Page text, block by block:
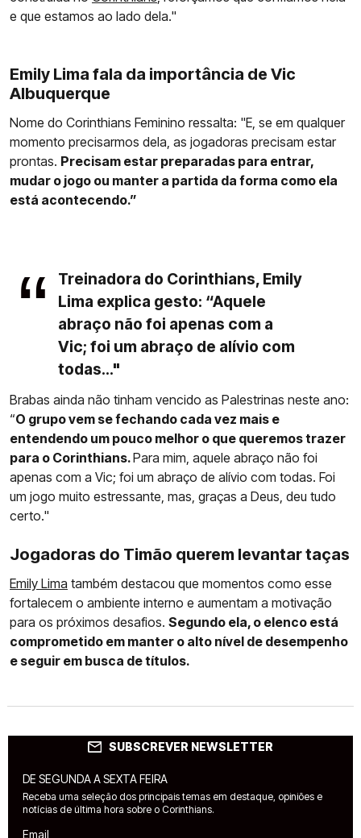
e que estamos ao lado dela."
Emily Lima fala da importância de Vic
Albuquerque
Nome do Corinthians Feminino ressalta: "E, se em qualquer
momento precisarmos dela, as jogadoras precisam estar
prontas. Precisam estar preparadas para entrar,
mudar o jogo ou manter a partida da forma como ela
está acontecendo.”
Treinadora do Corinthians, Emily
Lima explica gesto: “Aquele
abraço não foi apenas com a
Vic; foi um abraço de alívio com
todas..."
Brabas ainda não tinham vencido as Palestrinas neste ano:
“O grupo vem se fechando cada vez mais e
entendendo um pouco melhor o que queremos trazer
para o Corinthians.Para mim, aquele abraço não foi
apenas com a Vic; foi um abraço de alívio com todas. Foi
um jogo muito estressante, mas, graças a Deus, deu tudo
certo."
Jogadoras do Timão querem levantar taças
Emily Lima também destacou que momentos como esse
fortalecem o ambiente interno e aumentam a motivação
para os próximos desafios. Segundo ela, o elenco está
comprometido em manter o alto nível de desempenho
e seguir em busca de títulos.
SUBSCREVER NEWSLETTER
DE SEGUNDA A SEXTA FEIRA
Receba uma seleção dos principais temas em destaque, opiniões e
notícias de última hora sobre o Corinthians.
Email